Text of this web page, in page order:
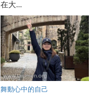
在大...
舞動心中的自己